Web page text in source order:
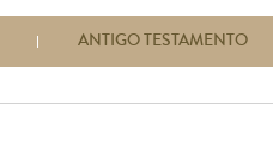
ANTIGO TESTAMENTO